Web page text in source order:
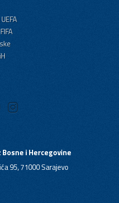
i Hercegovine
95, 71000 Sarajevo